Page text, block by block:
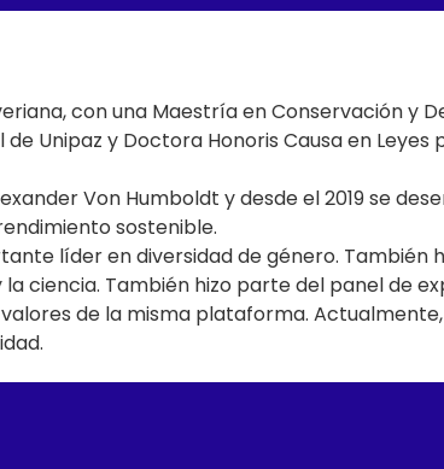
con una Maestría en Conservación y
Unipaz y Doctora Honoris Causa en Leyes
Von Humboldt y desde el 2019 se
sostenible.
líder en diversidad de género. También
ciencia. También hizo parte del panel de
de la misma plataforma.